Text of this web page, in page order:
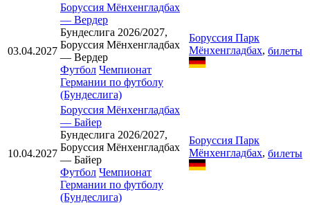
03.04.2027
Боруссия Мёнхенгладбах
— Вердер
Бундеслига 2026/2027,
Боруссия Мёнхенгладбах
— Вердер
Футбол Чемпионат
Германии по футболу
(Бундеслига)
Боруссия Парк
Мёнхенгладбах, билеты
10.04.2027
Боруссия Мёнхенгладбах
— Байер
Бундеслига 2026/2027,
Боруссия Мёнхенгладбах
— Байер
Футбол Чемпионат
Германии по футболу
(Бундеслига)
Боруссия Парк
Мёнхенгладбах, билеты